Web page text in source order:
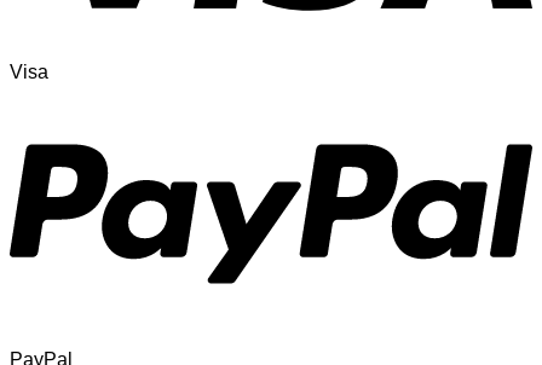
Visa
PayPal